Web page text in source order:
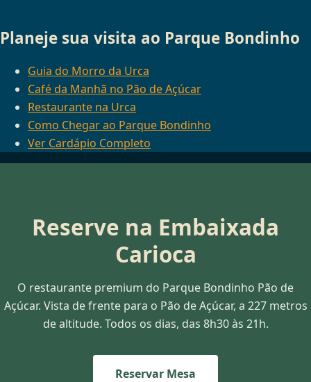
Planeje sua visita ao Parque Bondinho
Guia do Morro da Urca
Café da Manhã no Pão de Açúcar
Restaurante na Urca
Como Chegar ao Parque Bondinho
Ver Cardápio Completo
Reserve na Embaixada
Carioca
O restaurante premium do Parque Bondinho Pão de
Açúcar. Vista de frente para o Pão de Açúcar, a 227 metros
de altitude. Todos os dias, das 8h30 às 21h.
Reservar Mesa